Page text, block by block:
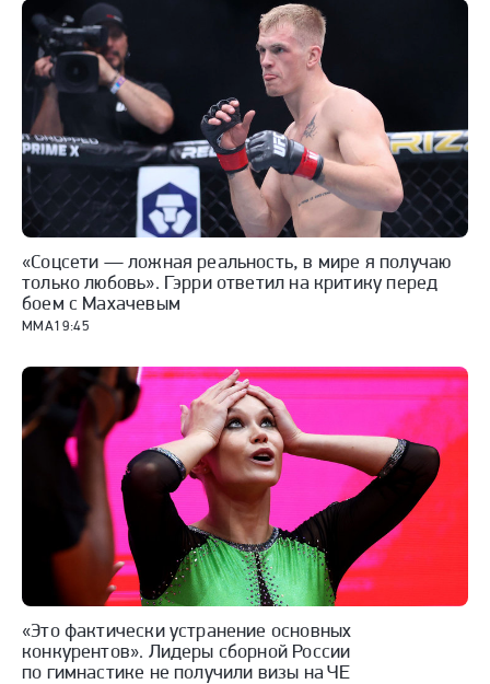
ММА19:45
«Соцсети — ложная реальность, в мире я получаю
только любовь». Гэрри ответил на критику перед
боем с Махачевым
«Это фактически устранение основных
конкурентов». Лидеры сборной России
по гимнастике не получили визы на ЧЕ